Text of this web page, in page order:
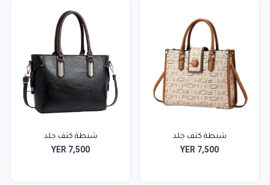
شنطة كتف جلد
YER 7,500
شنطة كتف جلد
YER 7,500